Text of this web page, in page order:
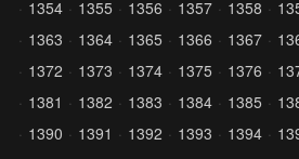
1354
1355 1356 1357 1358
1363
1364 1365 1366 1367
1372
1373 1374 1375 1376
1381
1382 1383 1384 1385
1390
1391 1392 1393 1394